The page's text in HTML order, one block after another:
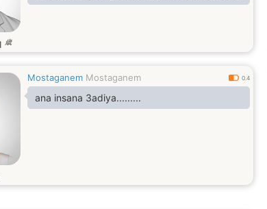
歳
Mostaganem Mostaganem 0.4
ana insana 3adiya.........